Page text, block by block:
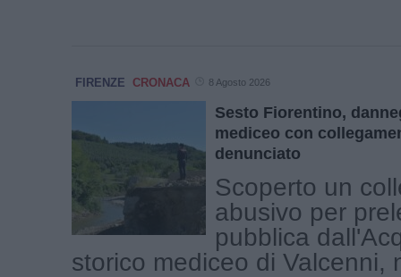
FIRENZE CRONACA 8 Agosto 2026
Sesto Fiorentino,
mediceo con
denunciato
Scoperto un
abusivo per
pubblica
storico mediceo di Valcenni,